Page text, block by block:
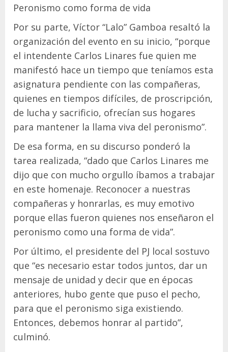
Peronismo como forma de vida
Por su parte, Víctor “Lalo” Gamboa resaltó la
organización del evento en su inicio, “porque
el intendente Carlos Linares fue quien me
manifestó hace un tiempo que teníamos esta
asignatura pendiente con las compañeras,
quienes en tiempos difíciles, de proscripción,
de lucha y sacrificio, ofrecían sus hogares
para mantener la llama viva del peronismo”.
De esa forma, en su discurso ponderó la
tarea realizada, “dado que Carlos Linares me
dijo que con mucho orgullo íbamos a trabajar
en este homenaje. Reconocer a nuestras
compañeras y honrarlas, es muy emotivo
porque ellas fueron quienes nos enseñaron el
peronismo como una forma de vida”.
Por último, el presidente del PJ local sostuvo
que “es necesario estar todos juntos, dar un
mensaje de unidad y decir que en épocas
anteriores, hubo gente que puso el pecho,
para que el peronismo siga existiendo.
Entonces, debemos honrar al partido”,
culminó.